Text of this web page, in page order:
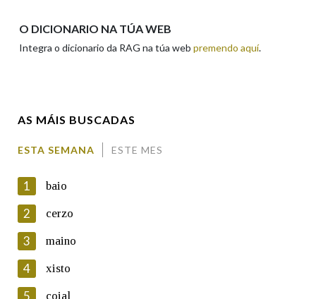
En cumprimento da normativa vixente en materia de
Protección de Datos de Carácter Persoal, a Real Academia
Galega informa a aqueles usuarios que faciliten o seu correo
electrónico, así como calquera outra información de carácter
O DICIONARIO NA TÚA WEB
Integra o dicionario da RAG na túa web premendo aquí.
AS MÁIS BUSCADAS
ESTA SEMANA ESTE MES
1 baio
2 cerzo
3 maino
4 xisto
5 coial